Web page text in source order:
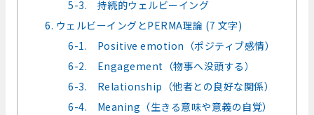
5-3. 持続的ウェルビーイング
6. ウェルビーイングとPERMA理論 (7 文字)
6-1. Positive emotion（ポジティブ感情）
6-2. Engagement（物事へ没頭する）
6-3. Relationship（他者との良好な関係）
6-4. Meaning（生きる意味や意義の自覚）